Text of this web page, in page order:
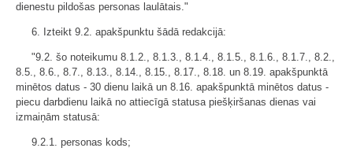
dienestu pildošas personas laulātais."
6. Izteikt 9.2. apakšpunktu šādā redakcijā:
"9.2. šo noteikumu 8.1.2., 8.1.3., 8.1.4., 8.1.5., 8.1.6., 8.1.7., 8.2.,
8.5., 8.6., 8.7., 8.13., 8.14., 8.15., 8.17., 8.18. un 8.19. apakšpunktā
minētos datus - 30 dienu laikā un 8.16. apakšpunktā minētos datus -
piecu darbdienu laikā no attiecīgā statusa piešķiršanas dienas vai
izmaiņām statusā:
9.2.1. personas kods;